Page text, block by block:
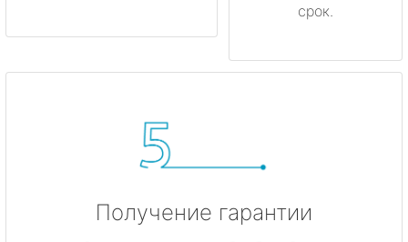
срок.
Получение гарантии